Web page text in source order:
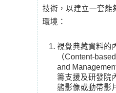
技術，以建立一套能
環境：
視覺典藏資料的
（Content-
and
籌支援及研發院
態影像或動帶影